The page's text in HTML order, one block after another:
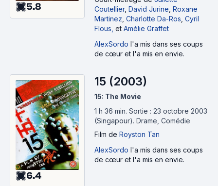
5.8
Coutellier, David Jurine Roxane
Martinez Charlotte Da-Ros Cyril
Flous, et Amélie Graffet
AlexSordo l'a mis dans ses coups
de cœur et l'a mis en envie.
6.4
15 (2003)
15: The Movie
1 h 36 min. Sortie : 23 octobre 2003
(Singapour). Drame, Comédie
Film de Royston Tan
AlexSordo l'a mis dans ses coups
de cœur et l'a mis en envie.